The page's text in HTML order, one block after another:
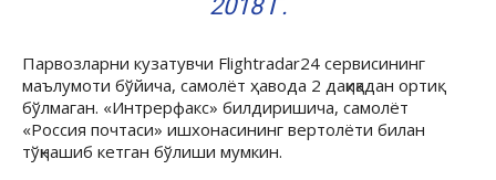
2018 Г.
Парвозларни кузатувчи Flightradar24 сервисининг
маълумоти бўйича, самолёт ҳавода 2 дақиқадан ортиқ
бўлмаган. «Интрерфакс» билдиришича, самолёт
«Россия почтаси» ишхонасининг вертолёти билан
тўқнашиб кетган бўлиши мумкин.